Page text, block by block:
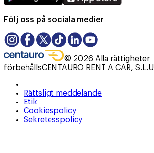
Följ oss på sociala medier
© 2026 Alla rättigheter
förbehållsCENTAURO RENT A CAR, S.L.U
Rättsligt meddelande
Etik
Cookiespolicy
Sekretesspolicy